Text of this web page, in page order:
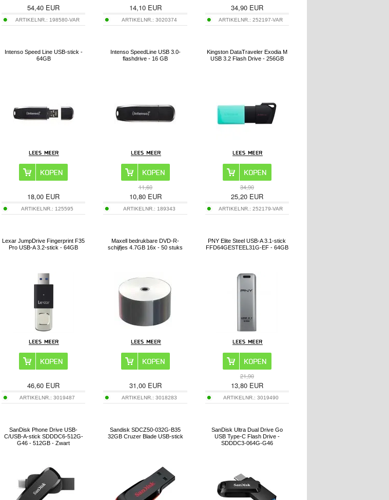
54,40 EUR
ARTIKELNR.: 198580-VAR
14,10EUR
ARTIKELNR.: 3020374
34,90EUR
ARTIKELNR.:252197-VAR
Intenso Speed Line USB-stick -
64GB
18,00 EUR
ARTIKELNR.: 125595
Intenso SpeedLine USB 3.0-
flashdrive - 16 GB
11,60
10,80EUR
ARTIKELNR.: 189343
Kingston DataTraveler Exodia M
USB 3.2 Flash Drive - 256GB
34,90
25,20EUR
ARTIKELNR.:252179-VAR
Lexar JumpDrive Fingerprint F35
Pro USB-A 3.2-stick - 64GB
46,60 EUR
ARTIKELNR.:3019487
Maxell bedrukbare DVD-R-
schijfjes 4.7GB 16x - 50 stuks
31,00EUR
ARTIKELNR.: 3018283
PNY Elite Steel USB-A 3.1-stick
FFD64GESTEEL31G-EF - 64GB
21,90
13,80EUR
ARTIKELNR.: 3019490
SanDisk Phone Drive USB-
C/USB-A-stick SDDDC6-512G-
G46 - 512GB - Zwart
Sandisk SDCZ50-032G-B35
32GB Cruzer Blade USB-stick
SanDisk Ultra Dual Drive Go
USB Type-C Flash Drive -
SDDDC3-064G-G46